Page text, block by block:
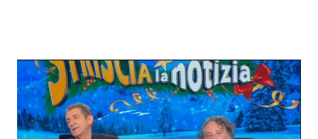
News Musica
News Spettacolo